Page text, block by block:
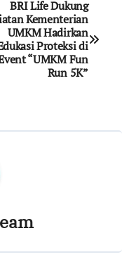
BRI Life Dukung
Kementerian
UMKM Hadirkan
Proteksi di
“UMKM Fun
Run 5K”